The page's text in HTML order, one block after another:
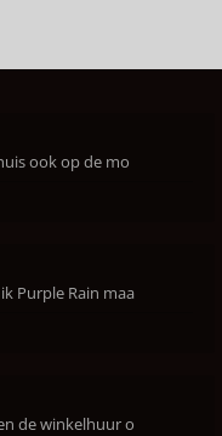
ook op de mo
Purple Rain maa
de winkelhuur o